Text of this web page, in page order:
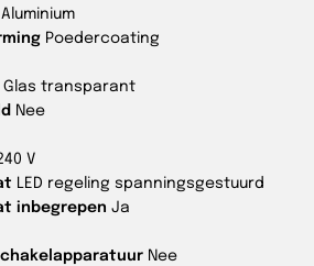
Aluminium
Poedercoating
Glas transparant
Nee
V
LED regeling spanningsgestuurd
inbegrepen Ja
Nee